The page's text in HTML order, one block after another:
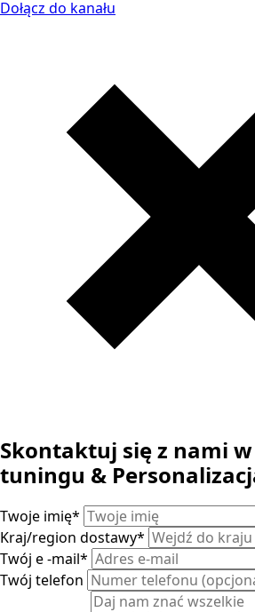
Dołącz do kanału
Skontaktuj się z nami
tuningu &
Twoje imię*
Kraj/region dostawy*
Twój e -mail*
Twój telefon